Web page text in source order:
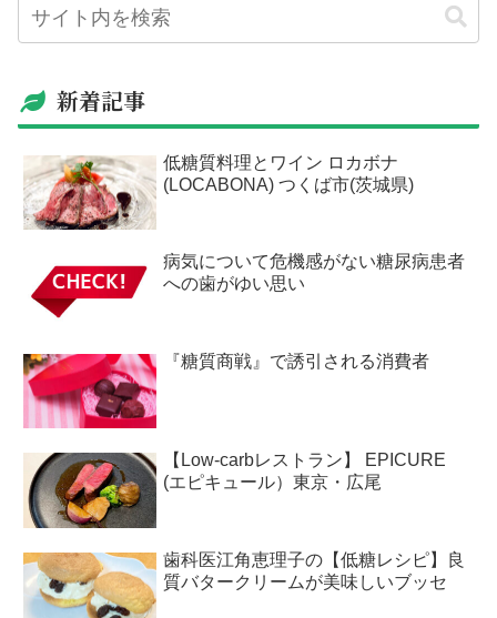
新着記事
低糖質料理とワイン ロカボナ
(LOCABONA) つくば市(茨城県)
病気について危機感がない糖尿病患者
への歯がゆい思い
『糖質商戦』で誘引される消費者
【Low-carbレストラン】 EPICURE
(エピキュール）東京・広尾
歯科医江角恵理子の【低糖レシピ】良
質バタークリームが美味しいブッセ